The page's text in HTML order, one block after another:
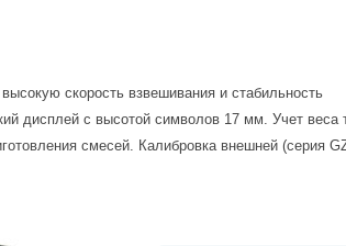
скорость взвешивания и стабильность
дисплей с высотой символов 17 мм. Учет веса
смесей. Калибровка внешней (серия